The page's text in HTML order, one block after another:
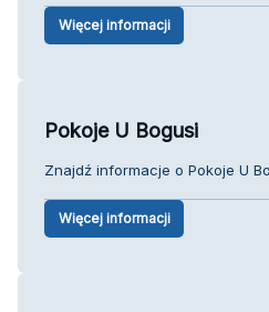
Więcej informacji
Pokoje U Bogusi
Znajdź informacje o Pokoje U
Więcej informacji